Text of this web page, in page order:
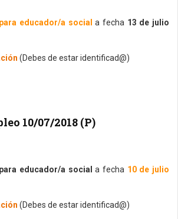
educador/a social a fecha 13 de julio
(Debes de estar identificad@)
10/07/2018 (P)
educador/a sociala fecha 10 de julio
(Debes de estar identificad@)